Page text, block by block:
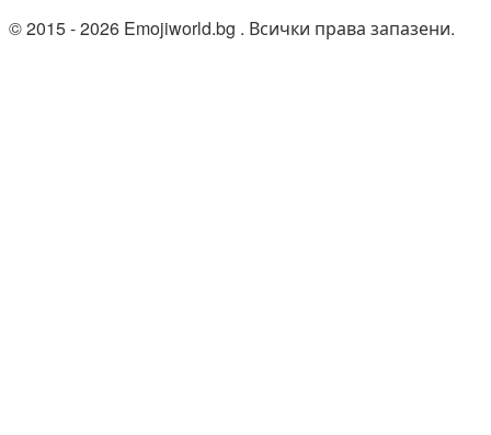
© 2015 - 2026 Emojiworld.bg . Всички права запазени.